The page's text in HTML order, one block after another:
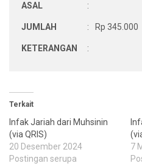
ASAL :
JUMLAH : Rp 345.000
KETERANGAN :
Terkait
Infak Jariah dari Muhsinin
(via QRIS)
20 Desember 2024
Postingan serupa
7